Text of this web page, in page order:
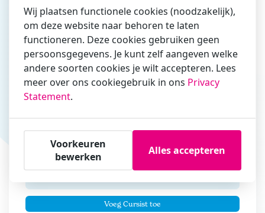
zakelijk/administratief correspondeert
Is de contactpersoon ook een cursist?
Ja
Nee
Cursisten
Voeg cursisten toe
Tussenvoegsel
Voeg Cursist toe
Wij plaatsen functionele cookies (noodzakelijk),
om deze website naar behoren te laten
functioneren. Deze cookies gebruiken geen
persoonsgegevens. Je kunt zelf aangeven welke
andere soorten cookies je wilt accepteren. Lees
meer over ons cookiegebruik in ons Privacy
Statement.
Voorkeuren
bewerken
Alles accepteren